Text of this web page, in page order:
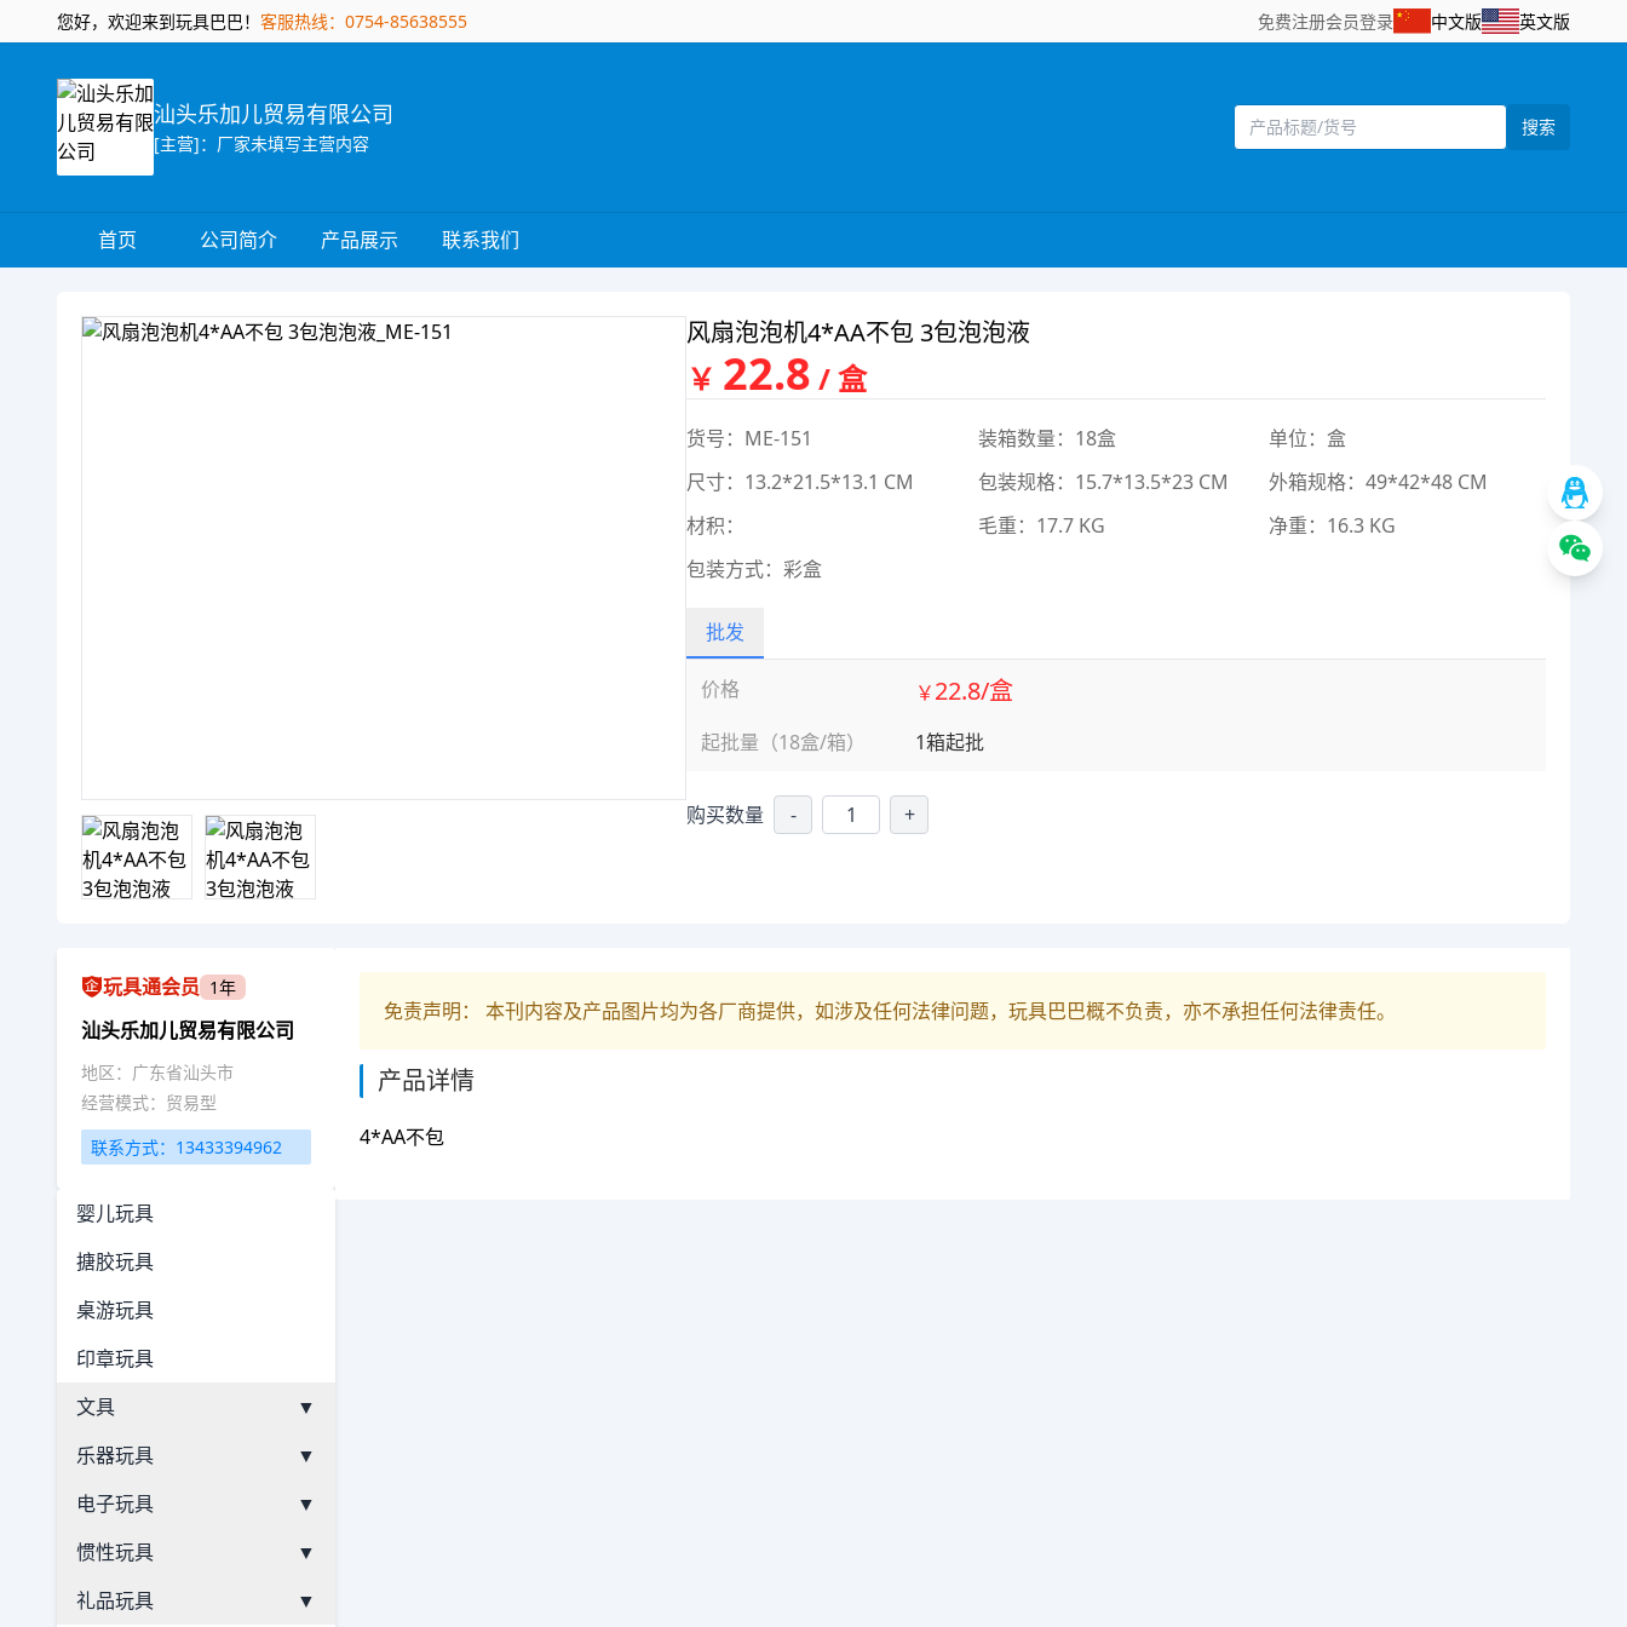
您好，欢迎来到玩具巴巴！ 客服热线：0754-85638555 免费注册会员登录 中文版 英文版
汕头乐加儿贸易有限公司
[主营]：厂家未填写主营内容
搜索
首页 公司简介 产品展示 联系我们
风扇泡泡机4*AA不包 3包泡泡液
￥ 22.8 / 盒
货号：ME-151 装箱数量：18盒
单位：盒
尺寸：13.2*21.5*13.1 CM
包装规格：15.7*13.5*23 CM
外箱规格：49*42*48 CM
材积：
毛重：17.7 KG
净重：16.3 KG
包装方式：彩盒
批发
价格
起批量（18盒/箱）
￥22.8/盒
1箱起批
购买数量 - +
玩具通会员 1年
汕头乐加儿贸易有限公司
地区：广东省汕头市
经营模式：贸易型
联系方式：13433394962
婴儿玩具
搪胶玩具
桌游玩具
印章玩具
文具
▼
乐器玩具
▼
电子玩具
▼
惯性玩具
▼
礼品玩具
▼
免责声明： 本刊内容及产品图片均为各厂商提供，如涉及任何法律问题，玩具巴巴概不负责，亦不承担任何法律责任。
产品详情
4*AA不包